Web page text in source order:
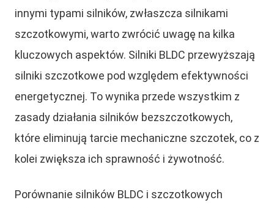
innymi typami silników, zwłaszcza silnikami
szczotkowymi, warto zwrócić uwagę na kilka
kluczowych aspektów. Silniki BLDC przewyższają
silniki szczotkowe pod względem efektywności
energetycznej. To wynika przede wszystkim z
zasady działania silników bezszczotkowych,
które eliminują tarcie mechaniczne szczotek, co z
kolei zwiększa ich sprawność i żywotność.
Porównanie silników BLDC i szczotkowych